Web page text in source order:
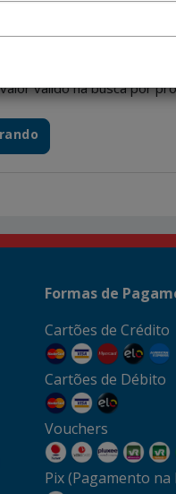
valido na busca por
Formas de
Cartões de Crédito
Cartões de Débito
Vouchers
Pix (Pagamento